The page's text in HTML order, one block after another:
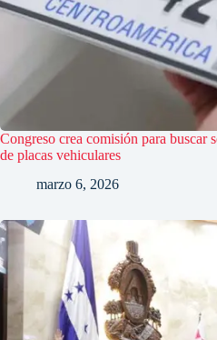
Congreso crea comisión para buscar
de placas vehiculares
marzo 6, 2026